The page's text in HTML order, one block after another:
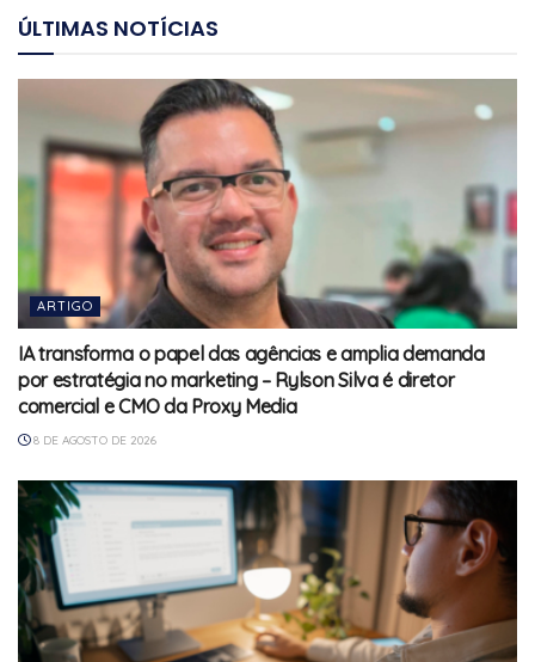
ÚLTIMAS NOTÍCIAS
ARTIGO
IA transforma o papel das agências e amplia demanda
por estratégia no marketing – Rylson Silva é diretor
comercial e CMO da Proxy Media
8 DE AGOSTO DE 2026